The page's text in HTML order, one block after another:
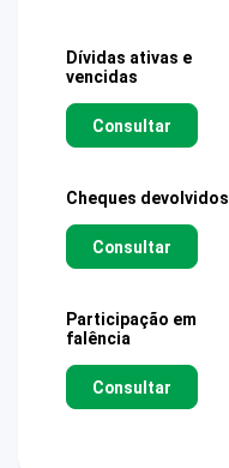
Dívidas ativas e
vencidas
Consultar
Cheques devolvidos
Consultar
Participação em
falência
Consultar